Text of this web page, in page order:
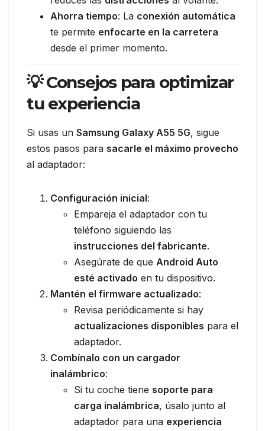
Ahorra tiempo: La conexión automática
te permite enfocarte en la carretera
desde el primer momento.
💡 Consejos para optimizar
tu experiencia
Si usas un Samsung Galaxy A55 5G, sigue
estos pasos para sacarle el máximo provecho
al adaptador:
Configuración inicial:
Empareja el adaptador con tu
teléfono siguiendo las
instrucciones del fabricante.
Asegúrate de que Android Auto
esté activado en tu dispositivo.
Mantén el firmware actualizado:
Revisa periódicamente si hay
actualizaciones disponibles para el
adaptador.
Combínalo con un cargador
inalámbrico:
Si tu coche tiene soporte para
carga inalámbrica, úsalo junto al
adaptador para una experiencia